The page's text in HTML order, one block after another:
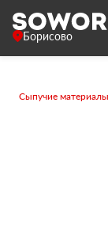
Борисово
Сыпучие материалы